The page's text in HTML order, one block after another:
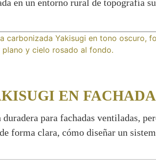
en un entorno rural de topografía
EN
para fachadas ventiladas,
forma clara, cómo diseñar un